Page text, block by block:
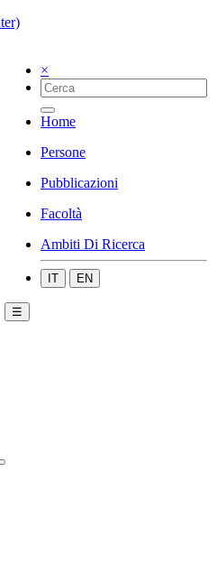
×
Home
Persone
Pubblicazioni
Facoltà
Ambiti Di Ricerca
IT EN
☰